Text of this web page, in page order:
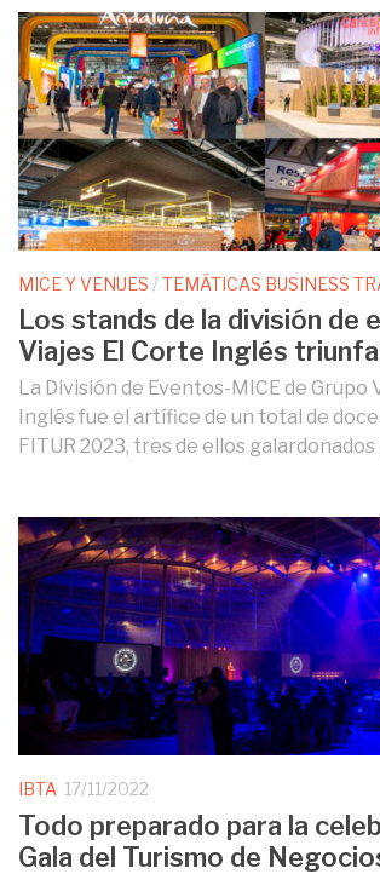
MICE Y VENUES /TEMÁTICAS BUSINESS
Los stands de la división de
Viajes El Corte Inglés
La División de Eventos-MICE de Grupo
Inglés fue el artífice de un total de
FITUR 2023, tres de ellos galardonados
IBTA 17/11/2022
Todo preparado para la
Gala del Turismo de